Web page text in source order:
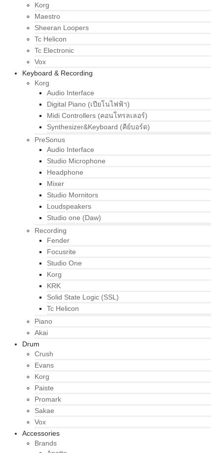
Korg
Maestro
Sheeran Loopers
Tc Helicon
Tc Electronic
Vox
Keyboard & Recording
Korg
Audio Interface
Digital Piano (เปียโนไฟฟ้า)
Midi Controllers (คอนโทรลเลอร์)
Synthesizer&Keyboard (คีย์บอร์ด)
PreSonus
Audio Interface
Studio Microphone
Headphone
Mixer
Studio Mornitors
Loudspeakers
Studio one (Daw)
Recording
Fender
Focusrite
Studio One
Korg
KRK
Solid State Logic (SSL)
Tc Helicon
Piano
Akai
Drum
Crush
Evans
Korg
Paiste
Promark
Sakae
Vox
Accessories
Brands